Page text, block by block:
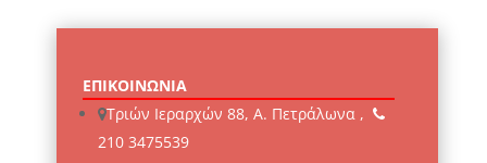
ΕΠΙΚΟΙΝΩΝΙΑ
Τριών Ιεραρχών 88, Α. Πετράλωνα ,
210 3475539